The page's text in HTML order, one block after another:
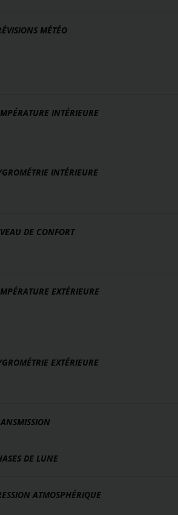
MÉTÉO
INTÉRIEURE
INTÉRIEURE
DE CONFORT
EXTÉRIEURE
EXTÉRIEURE
DE LUNE
ATMOSPHÉRIQUE